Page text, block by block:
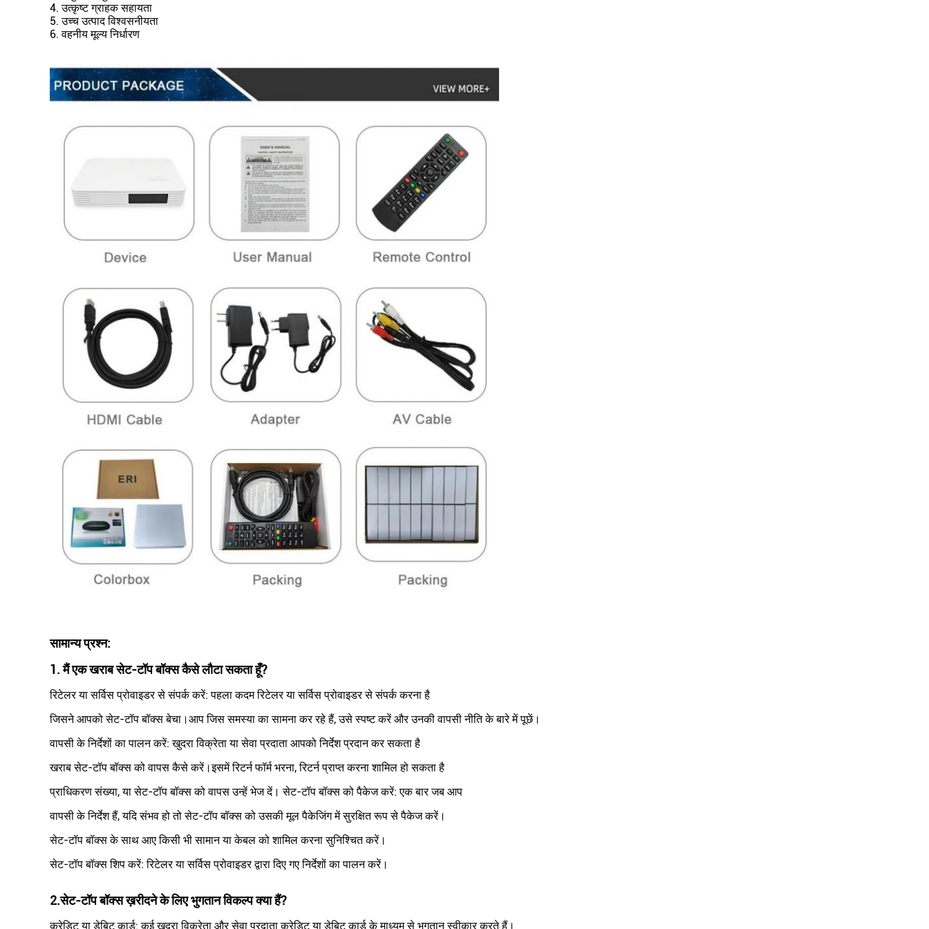
4. उत्कृष्ट ग्राहक सहायता
5. उच्च उत्पाद विश्वसनीयता
6. वहनीय मूल्य निर्धारण
सामान्य प्रश्न:
1. मैं एक खराब सेट-टॉप बॉक्स कैसे लौटा सकता हूँ?
रिटेलर या सर्विस प्रोवाइडर से संपर्क करें: पहला कदम रिटेलर या सर्विस प्रोवाइडर से संपर्क करना है
जिसने आपको सेट-टॉप बॉक्स बेचा।आप जिस समस्या का सामना कर रहे हैं, उसे स्पष्ट करें और उनकी वापसी नीति के बारे में पूछें।
वापसी के निर्देशों का पालन करें: खुदरा विक्रेता या सेवा प्रदाता आपको निर्देश प्रदान कर सकता है
खराब सेट-टॉप बॉक्स को वापस कैसे करें।इसमें रिटर्न फॉर्म भरना, रिटर्न प्राप्त करना शामिल हो सकता है
प्राधिकरण संख्या, या सेट-टॉप बॉक्स को वापस उन्हें भेज दें। सेट-टॉप बॉक्स को पैकेज करें: एक बार जब आप
वापसी के निर्देश हैं, यदि संभव हो तो सेट-टॉप बॉक्स को उसकी मूल पैकेजिंग में सुरक्षित रूप से पैकेज करें।
सेट-टॉप बॉक्स के साथ आए किसी भी सामान या केबल को शामिल करना सुनिश्चित करें।
सेट-टॉप बॉक्स शिप करें: रिटेलर या सर्विस प्रोवाइडर द्वारा दिए गए निर्देशों का पालन करें।
2.सेट-टॉप बॉक्स ख़रीदने के लिए भुगतान विकल्प क्या हैं?
क्रेडिट या डेबिट कार्ड: कई खुदरा विक्रेता और सेवा प्रदाता क्रेडिट या डेबिट कार्ड के माध्यम से भुगतान स्वीकार करते हैं।